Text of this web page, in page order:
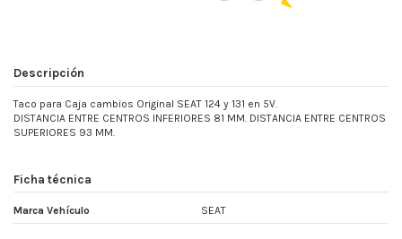
Descripción
Taco para Caja cambios Original SEAT 124 y 131 en 5V.
DISTANCIA ENTRE CENTROS INFERIORES 81 MM. DISTANCIA ENTRE CENTROS
SUPERIORES 93 MM.
Ficha técnica
Marca Vehículo SEAT